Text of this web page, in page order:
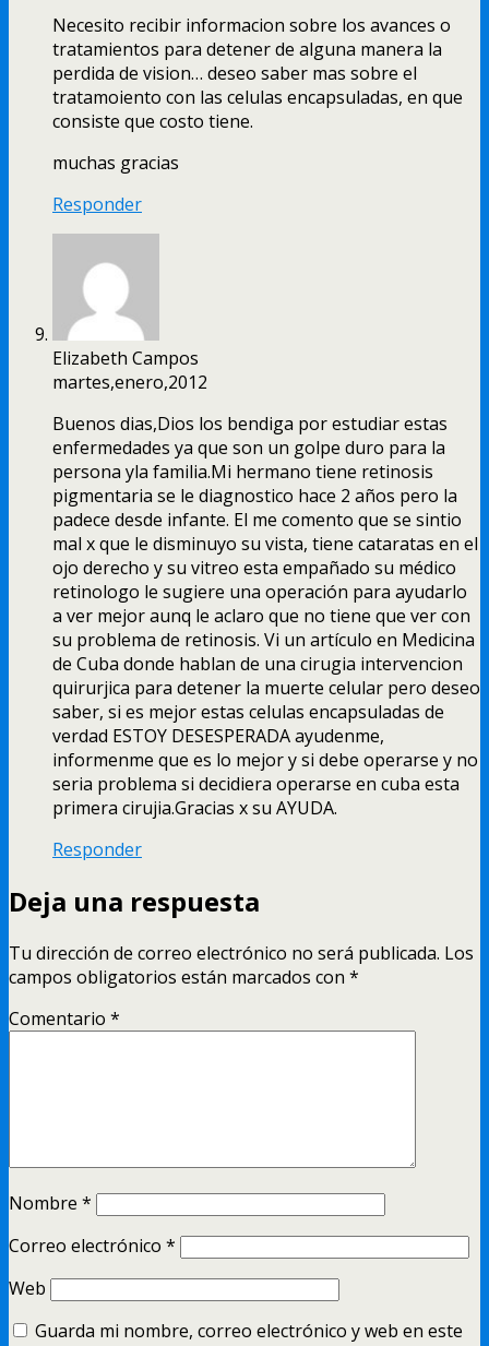
Necesito recibir informacion sobre los avances o
tratamientos para detener de alguna manera la
perdida de vision… deseo saber mas sobre el
tratamoiento con las celulas encapsuladas, en que
consiste que costo tiene.
muchas gracias
Responder
Elizabeth Campos
martes,enero,2012
Buenos dias,Dios los bendiga por estudiar estas
enfermedades ya que son un golpe duro para la
persona yla familia.Mi hermano tiene retinosis
pigmentaria se le diagnostico hace 2 años pero la
padece desde infante. El me comento que se sintio
mal x que le disminuyo su vista, tiene cataratas en el
ojo derecho y su vitreo esta empañado su médico
retinologo le sugiere una operación para ayudarlo
a ver mejor aunq le aclaro que no tiene que ver con
su problema de retinosis. Vi un artí­culo en Medicina
de Cuba donde hablan de una cirugia intervencion
quirurjica para detener la muerte celular pero deseo
saber, si es mejor estas celulas encapsuladas de
verdad ESTOY DESESPERADA ayudenme,
informenme que es lo mejor y si debe operarse y no
seria problema si decidiera operarse en cuba esta
primera cirujia.Gracias x su AYUDA.
Responder
Deja una respuesta
Tu dirección de correo electrónico no será publicada. Los
campos obligatorios están marcados con *
Comentario *
Nombre *
Correo electrónico *
Web
Guarda mi nombre, correo electrónico y web en este